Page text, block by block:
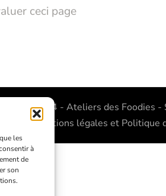
les
à
de
son
ceci page
2020 - 2024 - Ateliers des Foodies
Mentions légales et Politique